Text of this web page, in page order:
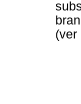
(ver